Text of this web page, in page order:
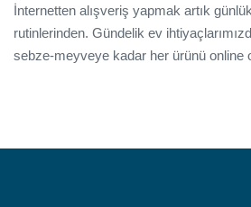
İnternetten alışveriş yapmak artık
rutinlerinden. Gündelik ev
sebze-meyveye kadar her ürünü online